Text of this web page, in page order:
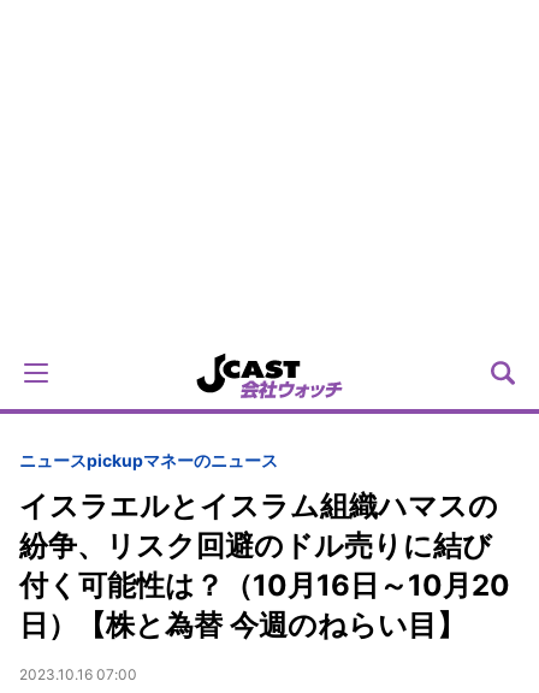
ニュースpickupマネーのニュース
イスラエルとイスラム組織ハマスの
紛争、リスク回避のドル売りに結び
付く可能性は？（10月16日～10月20
日）【株と為替 今週のねらい目】
2023.10.16 07:00